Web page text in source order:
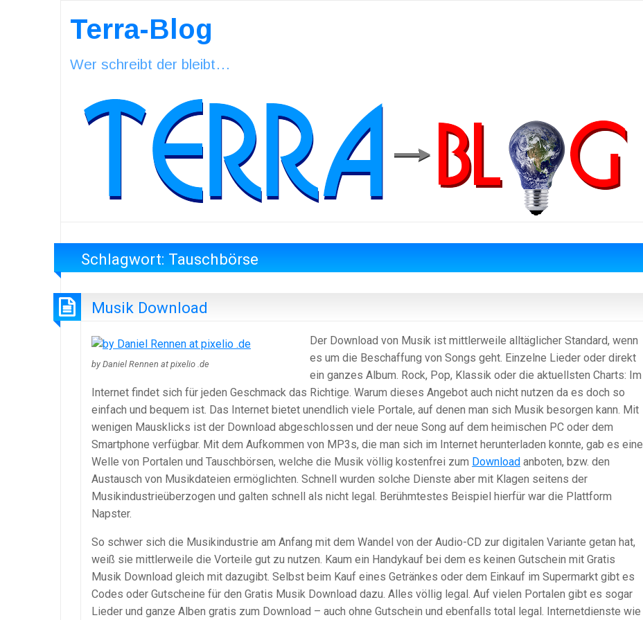
Terra-Blog
Wer schreibt der bleibt…
Schlagwort: Tauschbörse
Musik Download
by Daniel Rennen at pixelio .de
Der Download von Musik ist mittlerweile alltäglicher Standard, wenn
es um die Beschaffung von Songs geht. Einzelne Lieder oder direkt
ein ganzes Album. Rock, Pop, Klassik oder die aktuellsten Charts: Im
Internet findet sich für jeden Geschmack das Richtige. Warum dieses Angebot auch nicht nutzen da es doch so
einfach und bequem ist. Das Internet bietet unendlich viele Portale, auf denen man sich Musik besorgen kann. Mit
wenigen Mausklicks ist der Download abgeschlossen und der neue Song auf dem heimischen PC oder dem
Smartphone verfügbar. Mit dem Aufkommen von MP3s, die man sich im Internet herunterladen konnte, gab es eine
Welle von Portalen und Tauschbörsen, welche die Musik völlig kostenfrei zum Download anboten, bzw. den
Austausch von Musikdateien ermöglichten. Schnell wurden solche Dienste aber mit Klagen seitens der
Musikindustrieüberzogen und galten schnell als nicht legal. Berühmtestes Beispiel hierfür war die Plattform
Napster.
So schwer sich die Musikindustrie am Anfang mit dem Wandel von der Audio-CD zur digitalen Variante getan hat,
weiß sie mittlerweile die Vorteile gut zu nutzen. Kaum ein Handykauf bei dem es keinen Gutschein mit Gratis
Musik Download gleich mit dazugibt. Selbst beim Kauf eines Getränkes oder dem Einkauf im Supermarkt gibt es
Codes oder Gutscheine für den Gratis Musik Download dazu. Alles völlig legal. Auf vielen Portalen gibt es sogar
Lieder und ganze Alben gratis zum Download – auch ohne Gutschein und ebenfalls total legal. Internetdienste wie